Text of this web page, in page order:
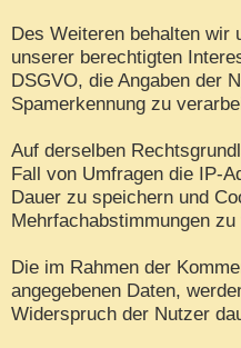
Des Weiteren behalten wir
unserer berechtigten
DSGVO, die Angaben der
Spamerkennung zu
Auf derselben
Fall von Umfragen die IP-
Dauer zu speichern und
Mehrfachabstimmungen
Die im Rahmen der
angegebenen Daten,
Widerspruch der Nutzer